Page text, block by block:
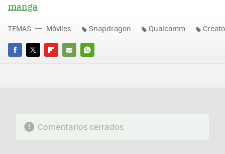
manga
FACEBOOK
TWITTERFLIPBOARD
E-
WHATSAPP
TEMAS Móviles Snapdragon Qualcomm
Comentarios cerrados